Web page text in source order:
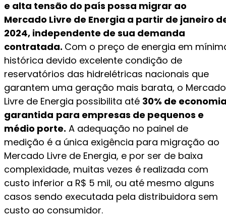
e alta tensão do país possa migrar ao
Mercado Livre de Energia a partir de janeiro
2024, independente de sua demanda
contratada. Com o preço de energia em
histórica devido excelente condição de
reservatórios das hidrelétricas nacionais que
garantem uma geração mais barata, o Mercado
Livre de Energia possibilita até 30% de
garantida para empresas de pequenos e
médio porte. A adequação no painel de
medição é a única exigência para migração ao
Mercado Livre de Energia, e por ser de baixa
complexidade, muitas vezes é realizada com
custo inferior a R$ 5 mil, ou até mesmo alguns
casos sendo executada pela distribuidora sem
custo ao consumidor.